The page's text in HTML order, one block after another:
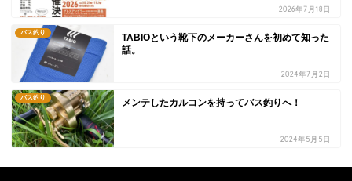
2026年7月18日
バス釣り
TABIOという靴下のメーカーさんを初めて知った
話。
2024年7月2日
バス釣り メンテしたカルコンを持ってバス釣りへ！
2024年5月5日